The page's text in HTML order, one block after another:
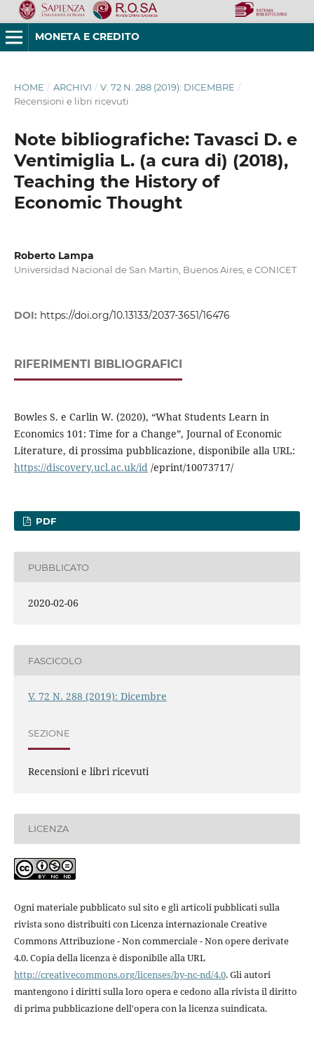
MONETA E CREDITO
HOME / ARCHIVI / V. 72 N. 288 (2019): DICEMBRE /
Recensioni e libri ricevuti
Note bibliografiche: Tavasci D. e
Ventimiglia L. (a cura di) (2018),
Teaching the History of
Economic Thought
Roberto Lampa
Universidad Nacional de San Martin, Buenos Aires, e CONICET
DOI: https://doi.org/10.13133/2037-3651/16476
RIFERIMENTI BIBLIOGRAFICI
Bowles S. e Carlin W. (2020), “What Students Learn in
Economics 101: Time for a Change”, Journal of Economic
Literature, di prossima pubblicazione, disponibile alla URL:
https://discovery.ucl.ac.uk/id/eprint/10073717/
PDF
PUBBLICATO
2020-02-06
FASCICOLO
V. 72 N. 288 (2019): Dicembre
SEZIONE
Recensioni e libri ricevuti
LICENZA
Ogni materiale pubblicato sul sito e gli articoli pubblicati sulla
rivista sono distribuiti con Licenza internazionale Creative
Commons Attribuzione - Non commerciale - Non opere derivate
4.0. Copia della licenza è disponibile alla URL
http://creativecommons.org/licenses/by-nc-nd/4.0. Gli autori
mantengono i diritti sulla loro opera e cedono alla rivista il diritto
di prima pubblicazione dell'opera con la licenza suindicata.